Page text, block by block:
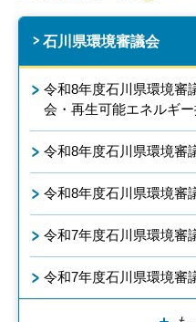
石川県環境審議会
令和8年度石川県環境審
会・再生可能エネルギ
令和8年度石川県環境審
令和8年度石川県環境審
令和7年度石川県環境審
令和7年度石川県環境審